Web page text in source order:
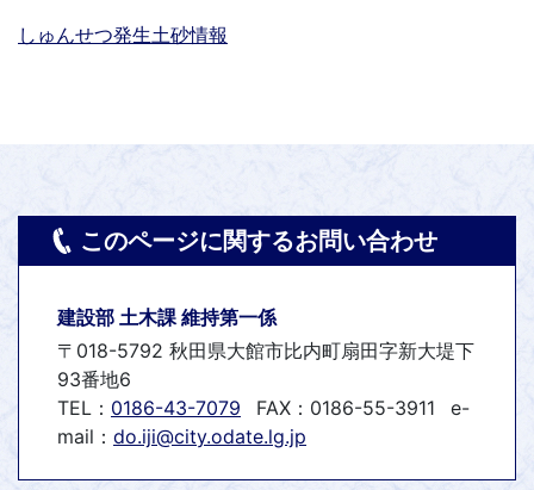
しゅんせつ発生土砂情報
このページに関するお問い合わせ
建設部 土木課 維持第一係
〒018-5792 秋田県大館市比内町扇田字新大堤下
93番地6
TEL： 0186-43-7079 FAX：0186-55-3911
e-
mail： do.iji@city.odate.lg.jp